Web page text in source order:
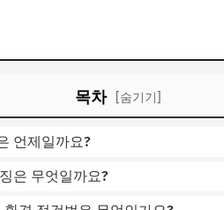
목차 [숨기기]
언제일까요?
은 무엇일까요?